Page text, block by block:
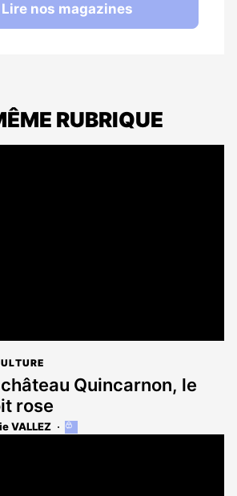
Lire nos magazines
RUBRIQUE
Quincarnon, le
rose
VALLEZ
Cet